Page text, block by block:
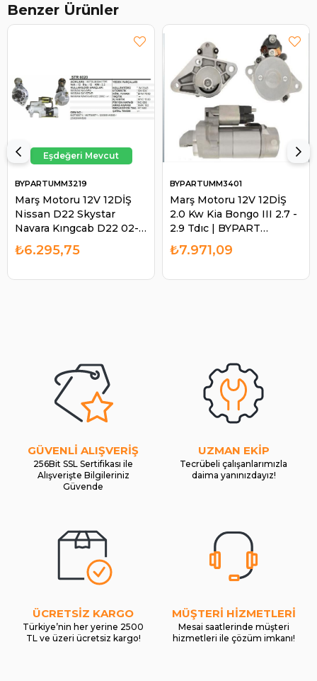
Benzer Ürünler
Marş Motoru 12V 12DİŞ
Nissan D22 Skystar
Navara Kıngcab D22 02-
UMM3219
BYPARTUMM3219
₺6.295,75
Marş Motoru 12V 12DİŞ
2.0 Kw Kia Bongo III 2.7 -
2.9 Tdıc | BYPART
BYPARTUMM3401
₺7.971,09
GÜVENLİ ALIŞVERİŞ
256Bit SSL Sertifikası ile
Alışverişte Bilgileriniz
Güvende
UZMAN EKİP
Tecrübeli çalışanlarımızla
daima yanınızdayız!
ÜCRETSİZ KARGO
Türkiye’nin her yerine 2500
TL ve üzeri ücretsiz kargo!
MÜŞTERİ HİZMETLERİ
Mesai saatlerinde müşteri
hizmetleri ile çözüm imkanı!